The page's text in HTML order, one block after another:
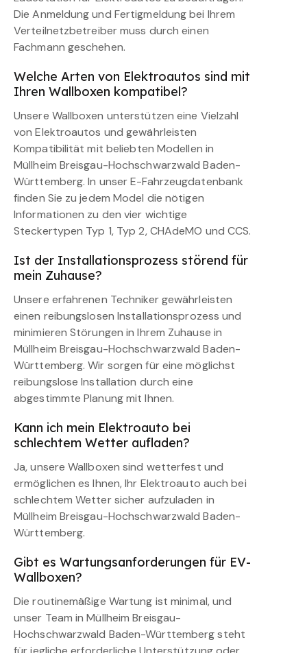
Die Anmeldung und Fertigmeldung bei Ihrem
Verteilnetzbetreiber muss durch einen
Fachmann geschehen.
Welche Arten von Elektroautos sind mit
Ihren Wallboxen kompatibel?
Unsere Wallboxen unterstützen eine Vielzahl
von Elektroautos und gewährleisten
Kompatibilität mit beliebten Modellen in
Müllheim Breisgau-Hochschwarzwald Baden-
Württemberg. In unser E-Fahrzeugdatenbank
finden Sie zu jedem Model die nötigen
Informationen zu den vier wichtige
Steckertypen Typ 1, Typ 2, CHAdeMO und CCS.
Ist der Installationsprozess störend für
mein Zuhause?
Unsere erfahrenen Techniker gewährleisten
einen reibungslosen Installationsprozess und
minimieren Störungen in Ihrem Zuhause in
Müllheim Breisgau-Hochschwarzwald Baden-
Württemberg. Wir sorgen für eine möglichst
reibungslose Installation durch eine
abgestimmte Planung mit Ihnen.
Kann ich mein Elektroauto bei
schlechtem Wetter aufladen?
Ja, unsere Wallboxen sind wetterfest und
ermöglichen es Ihnen, Ihr Elektroauto auch bei
schlechtem Wetter sicher aufzuladen in
Müllheim Breisgau-Hochschwarzwald Baden-
Württemberg.
Gibt es Wartungsanforderungen für EV-
Wallboxen?
Die routinemäßige Wartung ist minimal, und
unser Team in Müllheim Breisgau-
Hochschwarzwald Baden-Württemberg steht